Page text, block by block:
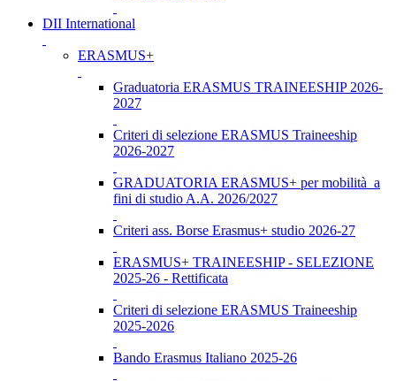
DII International
ERASMUS+
Graduatoria ERASMUS TRAINEESHIP 2026-
2027
Criteri di selezione ERASMUS Traineeship
2026-2027
GRADUATORIA ERASMUS+ per mobilità a
fini di studio A.A. 2026/2027
Criteri ass. Borse Erasmus+ studio 2026-27
ERASMUS+ TRAINEESHIP - SELEZIONE
2025-26 - Rettificata
Criteri di selezione ERASMUS Traineeship
2025-2026
Bando Erasmus Italiano 2025-26